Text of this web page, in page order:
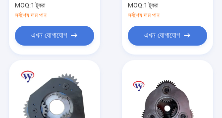
MOQ:1 টুকরা
সর্বশেষ দাম পান
এখন যোগাযোগ
MOQ:1 টুকরা
সর্বশেষ দাম পান
এখন যোগাযোগ